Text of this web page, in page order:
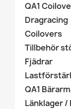
QA1
Dragracing
Coilovers
Tillbehör
Fjädrar
QA1
Länklager /